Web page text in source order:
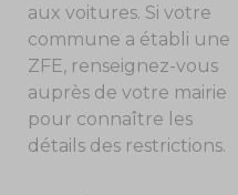
aux voitures. Si votre
commune a établi une
ZFE, renseignez-vous
auprès de votre mairie
pour connaître les
détails des restrictions.